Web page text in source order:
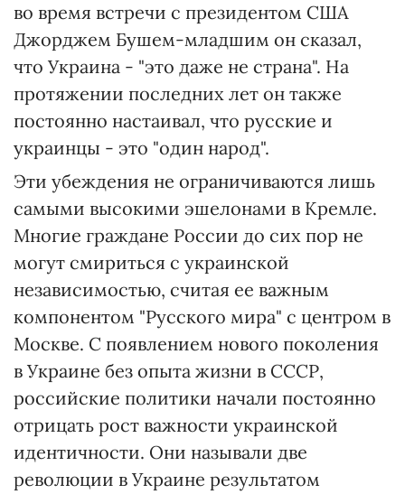
во время встречи с президентом США
Джорджем Бушем-младшим он сказал,
что Украина - "это даже не страна". На
протяжении последних лет он также
постоянно настаивал, что русские и
украинцы - это "один народ".
Эти убеждения не ограничиваются лишь
самыми высокими эшелонами в Кремле.
Многие граждане России до сих пор не
могут смириться с украинской
независимостью, считая ее важным
компонентом "Русского мира" с центром в
Москве. С появлением нового поколения
в Украине без опыта жизни в СССР,
российские политики начали постоянно
отрицать рост важности украинской
идентичности. Они называли две
революции в Украине результатом